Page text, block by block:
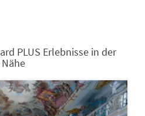
PLUS Erlebnisse in der
Nähe